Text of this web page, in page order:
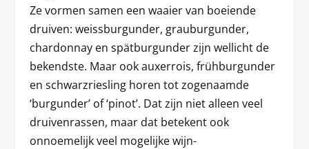
Ze vormen samen een waaier van boeiende
druiven: weissburgunder, grauburgunder,
chardonnay en spätburgunder zijn wellicht de
bekendste. Maar ook auxerrois, frühburgunder
en schwarzriesling horen tot zogenaamde
‘burgunder’ of ‘pinot’. Dat zijn niet alleen veel
druivenrassen, maar dat betekent ook
onnoemelijk veel mogelijke wijn-